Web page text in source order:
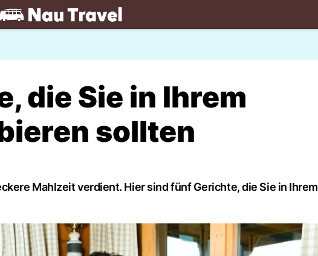
die Sie in Ihrem
sollten
Mahlzeit verdient. Hier sind fünf Gerichte, die Sie in Ihrem